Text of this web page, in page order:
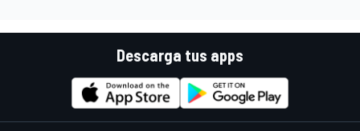
Descarga tus apps